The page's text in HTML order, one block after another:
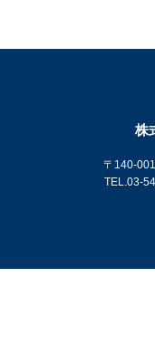
株
〒140-
TEL.03-